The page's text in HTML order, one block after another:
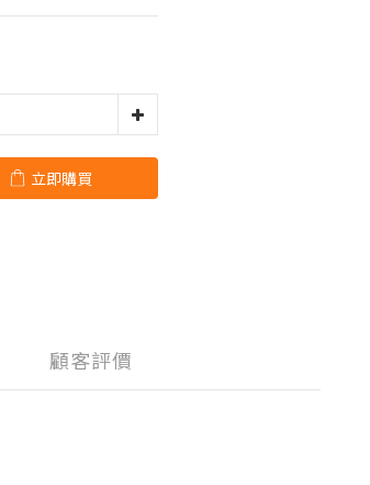
立即購買
顧客評價